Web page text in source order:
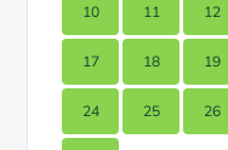
10 11 12
17 18 19
24 25 26